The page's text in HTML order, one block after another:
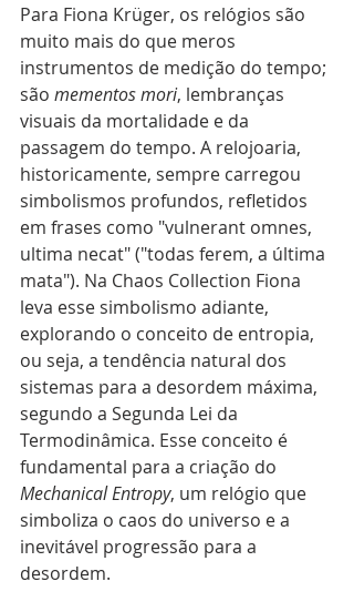
Para Fiona Krüger, os relógios são
muito mais do que meros
instrumentos de medição do tempo;
são mementos mori, lembranças
visuais da mortalidade e da
passagem do tempo. A relojoaria,
historicamente, sempre carregou
simbolismos profundos, refletidos
em frases como "vulnerant omnes,
ultima necat" ("todas ferem, a última
mata"). Na Chaos Collection Fiona
leva esse simbolismo adiante,
explorando o conceito de entropia,
ou seja, a tendência natural dos
sistemas para a desordem máxima,
segundo a Segunda Lei da
Termodinâmica. Esse conceito é
fundamental para a criação do
Mechanical Entropy, um relógio que
simboliza o caos do universo e a
inevitável progressão para a
desordem.